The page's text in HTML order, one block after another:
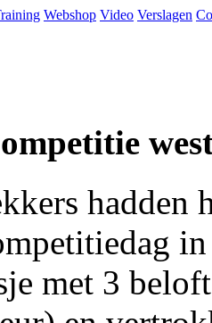
Webshop Video Verslagen
hadden
met 3